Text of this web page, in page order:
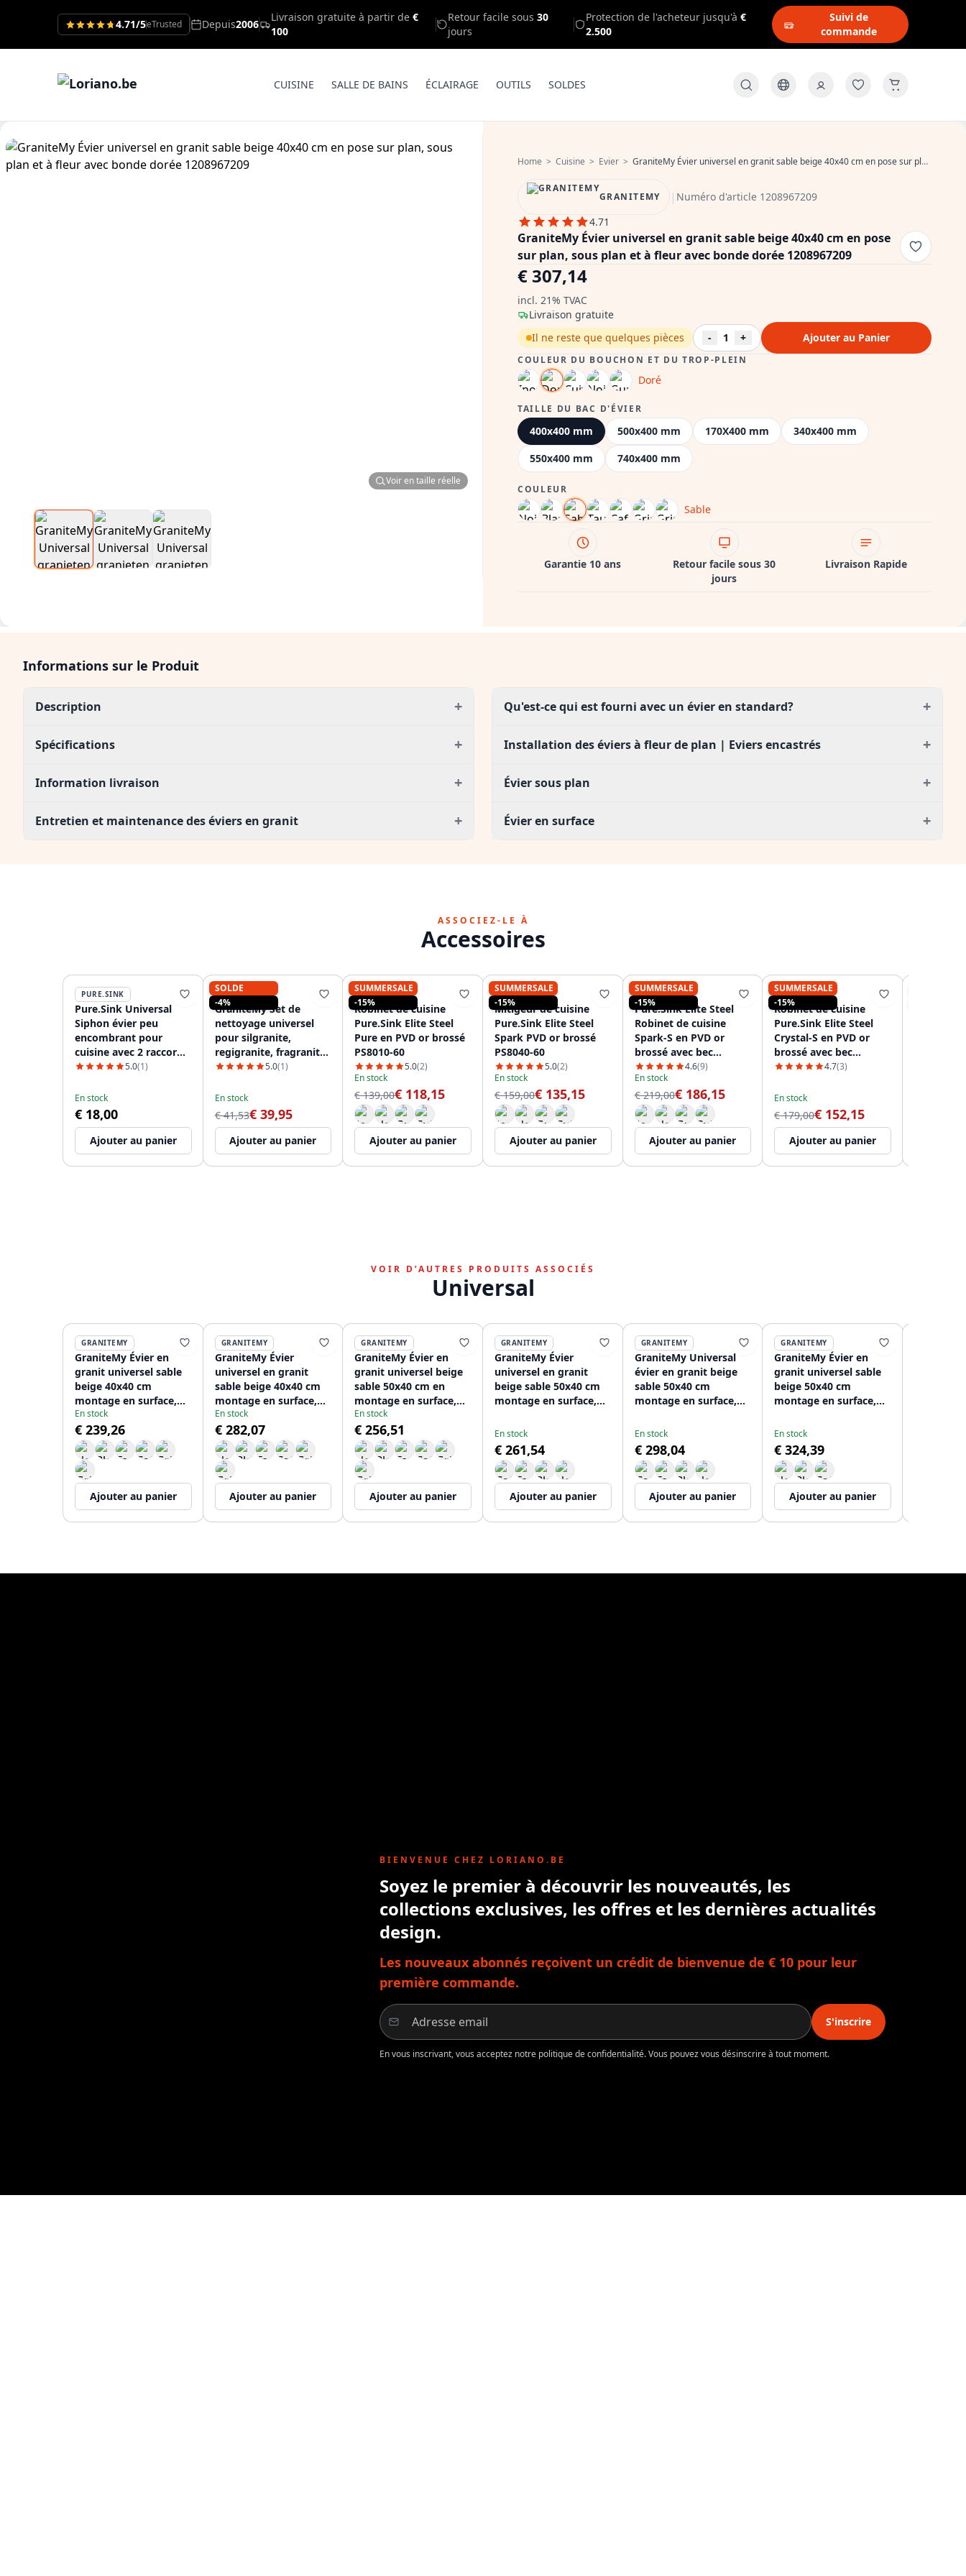
4.71/5eTrusted Depuis2006
Livraison gratuite à partir de €
100
Retour facile sous 30
jours
Protection de l'acheteur jusqu'à €
2.500
Suivi de
commande
CUISINE SALLE DE BAINS ÉCLAIRAGE OUTILS SOLDES
Voir en taille réelle
Home > Cuisine > Evier > GraniteMy Évier universel en granit sable beige 40x40 cm en pose sur plan, sous plan et à fleur avec bonde dorée 1208967209
GRANITEMY | Numéro d'article 1208967209
4.71
GraniteMy Évier universel en granit sable beige 40x40 cm en pose
sur plan, sous plan et à fleur avec bonde dorée 1208967209
€ 307,14
incl. 21% TVAC
Livraison gratuite
Il ne reste que quelques pièces
- 1 + Ajouter au Panier
COULEUR DU BOUCHON ET DU TROP-PLEIN
Doré
TAILLE DU BAC D'ÉVIER
400x400 mm 500x400 mm 170X400 mm
340x400 mm
550x400 mm
740x400 mm
COULEUR
Sable
Garantie 10 ans
Retour facile sous 30
jours
Livraison Rapide
Informations sur le Produit
Description +
Spécifications +
Information livraison +
Entretien et maintenance des éviers en granit +
Qu'est-ce qui est fourni avec un évier en standard? +
Installation des éviers à fleur de plan | Eviers encastrés +
Évier sous plan +
Évier en surface +
ASSOCIEZ-LE À
Accessoires
PURE.SINK
Pure.Sink Universal
Siphon évier peu
encombrant pour
cuisine avec 2 raccords
pour lave-vaisselle
5.0(1)
En stock
€ 18,00
Ajouter au panier
SOLDE
-4%
GRANITEMY
GraniteMy Set de
nettoyage universel
pour silgranite,
regigranite, fragranite
et quartz 1208952866
5.0(1)
En stock
€ 41,53€ 39,95
Ajouter au panier
SUMMERSALE
-15%
PURE.SINK
Robinet de cuisine
Pure.Sink Elite Steel
Pure en PVD or brossé
PS8010-60
5.0(2)
En stock
€ 139,00€ 118,15
Ajouter au panier
SUMMERSALE
-15%
PURE.SINK
Mitigeur de cuisine
Pure.Sink Elite Steel
Spark PVD or brossé
PS8040-60
5.0(2)
En stock
€ 159,00€ 135,15
Ajouter au panier
SUMMERSALE
-15%
PURE.SINK
Pure.Sink Elite Steel
Robinet de cuisine
Spark-S en PVD or
brossé avec bec
extractible PS8041-60
4.6(9)
En stock
€ 219,00€ 186,15
Ajouter au panier
SUMMERSALE
-15%
PURE.SINK
Robinet de cuisine
Pure.Sink Elite Steel
Crystal-S en PVD or
brossé avec bec
extensible PS8050-60
4.7(3)
En stock
€ 179,00€ 152,15
Ajouter au panier
VOIR D’AUTRES PRODUITS ASSOCIÉS
Universal
GRANITEMY
GraniteMy Évier en
granit universel sable
beige 40x40 cm
montage en surface,
sous plan et affleurant
avec bouchon en inox
1208967208
En stock
€ 239,26
Ajouter au panier
GRANITEMY
GraniteMy Évier
universel en granit
sable beige 40x40 cm
montage en surface,
sous-plan et affleurant
avec bouchon en
cuivre 1208967210
En stock
€ 282,07
Ajouter au panier
GRANITEMY
GraniteMy Évier en
granit universel beige
sable 50x40 cm en
montage en surface,
sous-plan et affleurant
avec bouchon en inox
1208967219
En stock
€ 256,51
Ajouter au panier
GRANITEMY
GraniteMy Évier
universel en granit
beige sable 50x40 cm
montage en surface,
avec bouchon noir
1208967220
En stock
€ 261,54
Ajouter au panier
GRANITEMY
GraniteMy Universal
évier en granit beige
sable 50x40 cm
montage en surface,
plan avec bouchon en
cuivre 1208967221
En stock
€ 298,04
Ajouter au panier
GRANITEMY
GraniteMy Évier en
granit universel sable
beige 50x40 cm
montage en surface,
avec bonde
1208967222
En stock
€ 324,39
Ajouter au panier
BIENVENUE CHEZ LORIANO.BE
Soyez le premier à découvrir les nouveautés, les
collections exclusives, les offres et les dernières actualités
design.
Les nouveaux abonnés reçoivent un crédit de bienvenue de € 10 pour leur
première commande.
S'inscrire
En vous inscrivant, vous acceptez notre politique de confidentialité. Vous pouvez vous désinscrire à tout moment.